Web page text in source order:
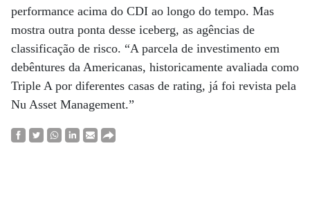
performance acima do CDI ao longo do tempo. Mas
mostra outra ponta desse iceberg, as agências de
classificação de risco. “A parcela de investimento em
debêntures da Americanas, historicamente avaliada como
Triple A por diferentes casas de rating, já foi revista pela
Nu Asset Management.”